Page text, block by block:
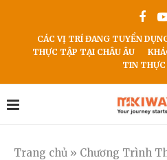
CÁC VỊ TRÍ ĐANG TUYỂN
THỰC TẬP TẠI CHÂU ÂU
TIN THỰC
Trang chủ » Chương Trình